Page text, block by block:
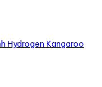
Hydrogen Kangaroo